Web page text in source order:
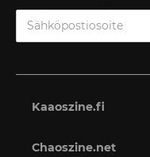
Kaaoszine.fi
Chaoszine.net